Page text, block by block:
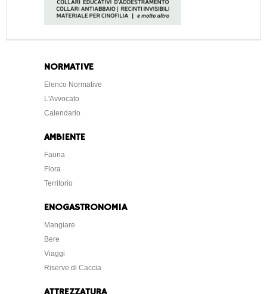
NORMATIVE
Elenco Normative
L'Avvocato
Calendario
AMBIENTE
Fauna
Flora
Territorio
ENOGASTRONOMIA
Mangiare
Bere
Viaggi
Riserve di Caccia